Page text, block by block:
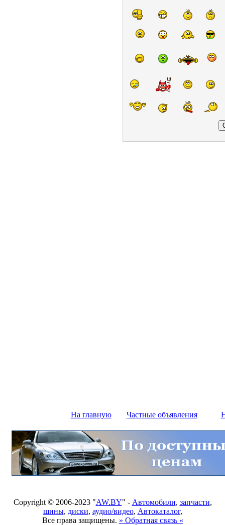
На главную Частные объявления
Copyright © 2006-2023 "AW.BY" - Автомобили, запчасти,
шины, диски, аудио/видео, Автокаталог,
Все права защищены. » Обратная связь «